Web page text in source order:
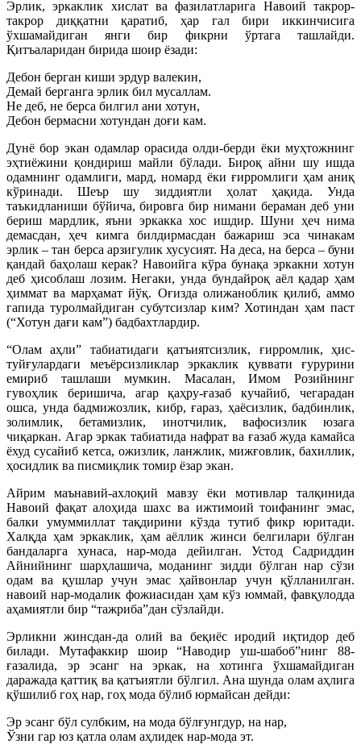
Эрлик, эркаклик хислат ва фазилатларига Навоий такрор-
такрор диққатни қаратиб, ҳар гал бири иккинчисига
ўхшамайдиган янги бир фикрни ўртага ташлайди.
Қитъаларидан бирида шоир ёзади:
Дебон берган киши эрдур валекин,
Демай берганга эрлик бил мусаллам.
Не деб, не берса билгил ани хотун,
Дебон бермасни хотундан доғи кам.
Дунё бор экан одамлар орасида олди-берди ёки муҳтожнинг
эҳтиёжини қондириш майли бўлади. Бироқ айни шу ишда
одамнинг одамлиги, мард, номард ёки ғирромлиги ҳам аниқ
кўринади. Шеър шу зиддиятли ҳолат ҳақида. Унда
таъкидланиши бўйича, бировга бир нимани бераман деб уни
бериш мардлик, яъни эркакка хос ишдир. Шуни ҳеч нима
демасдан, ҳеч кимга билдирмасдан бажариш эса чинакам
эрлик – тан берса арзигулик хусусият. На деса, на берса – буни
қандай баҳолаш керак? Навоийга кўра бунақа эркакни хотун
деб ҳисоблаш лозим. Негаки, унда бундайроқ аёл қадар ҳам
ҳиммат ва марҳамат йўқ. Оғизда олижаноблик қилиб, аммо
гапида туролмайдиган субутсизлар ким? Хотиндан ҳам паст
(“Хотун дағи кам”) бадбахтлардир.
“Олам аҳли” табиатидаги қатъиятсизлик, ғирромлик, ҳис-
туйғулардаги меъёрсизликлар эркаклик қуввати ғурурини
емириб ташлаши мумкин. Масалан, Имом Розийнинг
гувоҳлик беришича, агар қаҳру-ғазаб кучайиб, чегарадан
ошса, унда бадмижозлик, кибр, ғараз, ҳаёсизлик, бадбинлик,
золимлик, бетамизлик, инотчилик, вафосизлик юзага
чиқаркан. Агар эркак табиатида нафрат ва ғазаб жуда камайса
ёхуд сусайиб кетса, ожизлик, ланжлик, мижғовлик, бахиллик,
ҳосидлик ва писмиқлик томир ёзар экан.
Айрим маънавий-ахлоқий мавзу ёки мотивлар талқинида
Навоий фақат алоҳида шахс ва ижтимоий тоифанинг эмас,
балки умуммиллат тақдирини кўзда тутиб фикр юритади.
Халқда ҳам эркаклик, ҳам аёллик жинси белгилари бўлган
бандаларга хунаса, нар-мода дейилган. Устод Садриддин
Айнийнинг шарҳлашича, моданинг зидди бўлган нар сўзи
одам ва қушлар учун эмас ҳайвонлар учун қўлланилган.
навоий нар-модалик фожиасидан ҳам кўз юммай, фавқулодда
аҳамиятли бир “тажриба”дан сўзлайди.
Эрликни жинсдан-да олий ва беқиёс иродий иқтидор деб
билади. Мутафаккир шоир “Наводир уш-шабоб”нинг 88-
ғазалида, эр эсанг на эркак, на хотинга ўхшамайдиган
даражада қаттиқ ва қатъиятли бўлгил. Ана шунда олам аҳлига
қўшилиб гоҳ нар, гоҳ мода бўлиб юрмайсан дейди:
Эр эсанг бўл сулбким, на мода бўлғунгдур, на нар,
Ўзни гар юз қатла олам аҳлидек нар-мода эт.